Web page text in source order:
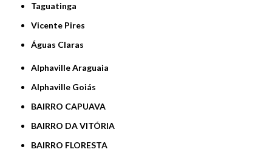
Taguatinga
Vicente Pires
Águas Claras
Alphaville Araguaia
Alphaville Goiás
BAIRRO CAPUAVA
BAIRRO DA VITÓRIA
BAIRRO FLORESTA